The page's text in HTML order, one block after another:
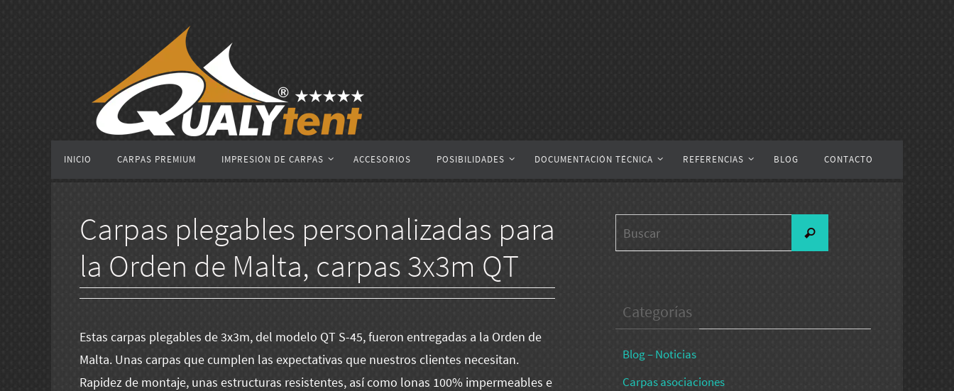
contenido
INICIO CARPAS PREMIUM IMPRESIÓN DE CARPAS ACCESORIOS POSIBILIDADES DOCUMENTACIÓN TÉCNICA REFERENCIAS BLOG CONTACTO
Carpas plegables personalizadas para
la Orden de Malta, carpas 3x3m QT
Estas carpas plegables de 3x3m, del modelo QT S-45, fueron entregadas a la Orden de
Malta. Unas carpas que cumplen las expectativas que nuestros clientes necesitan.
Rapidez de montaje, unas estructuras resistentes, así como lonas 100% impermeables e
Buscar
Categorías
Blog – Noticias
Carpas asociaciones